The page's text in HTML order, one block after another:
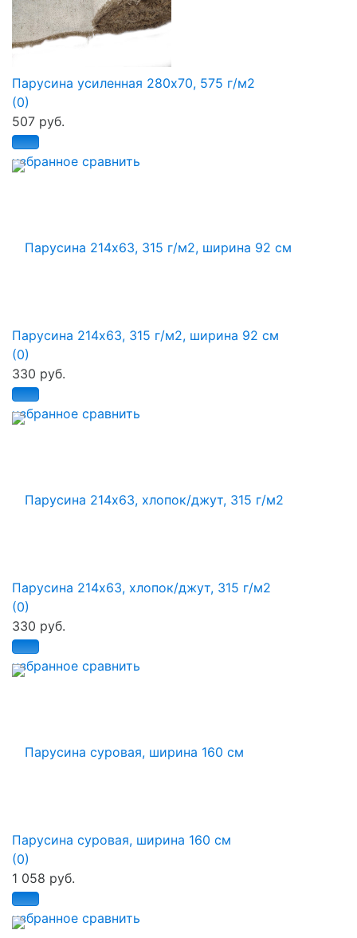
избранное сравнить
Парусина усиленная 280х70, 575 г/м2
(0)
507 руб.
избранное сравнить
Парусина 214х63, 315 г/м2, ширина 92 см
(0)
330 руб.
избранное сравнить
Парусина 214х63, хлопок/джут, 315 г/м2
(0)
330 руб.
избранное сравнить
Парусина суровая, ширина 160 см
(0)
1 058 руб.